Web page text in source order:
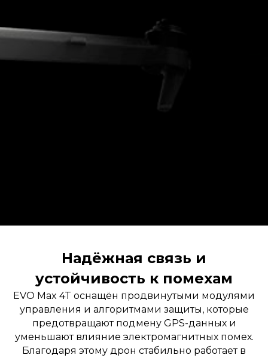
Надёжная связь и
устойчивость к помехам
EVO Max 4T оснащён продвинутыми модулями
управления и алгоритмами защиты, которые
предотвращают подмену GPS-данных и
уменьшают влияние электромагнитных помех.
Благодаря этому дрон стабильно работает в